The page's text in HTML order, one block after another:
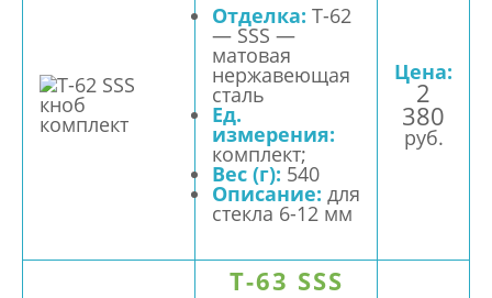
Отделка: T-62
— SSS —
матовая
нержавеющая
сталь
Ед.
измерения:
комплект;
Вес (г): 540
Описание: для
стекла 6-12 мм
Цена:
2
380
руб.
T-63 SSS